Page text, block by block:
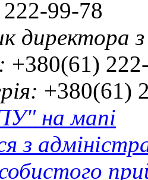
99-78
директора
+380(61)
+380(61)
на мапі
з